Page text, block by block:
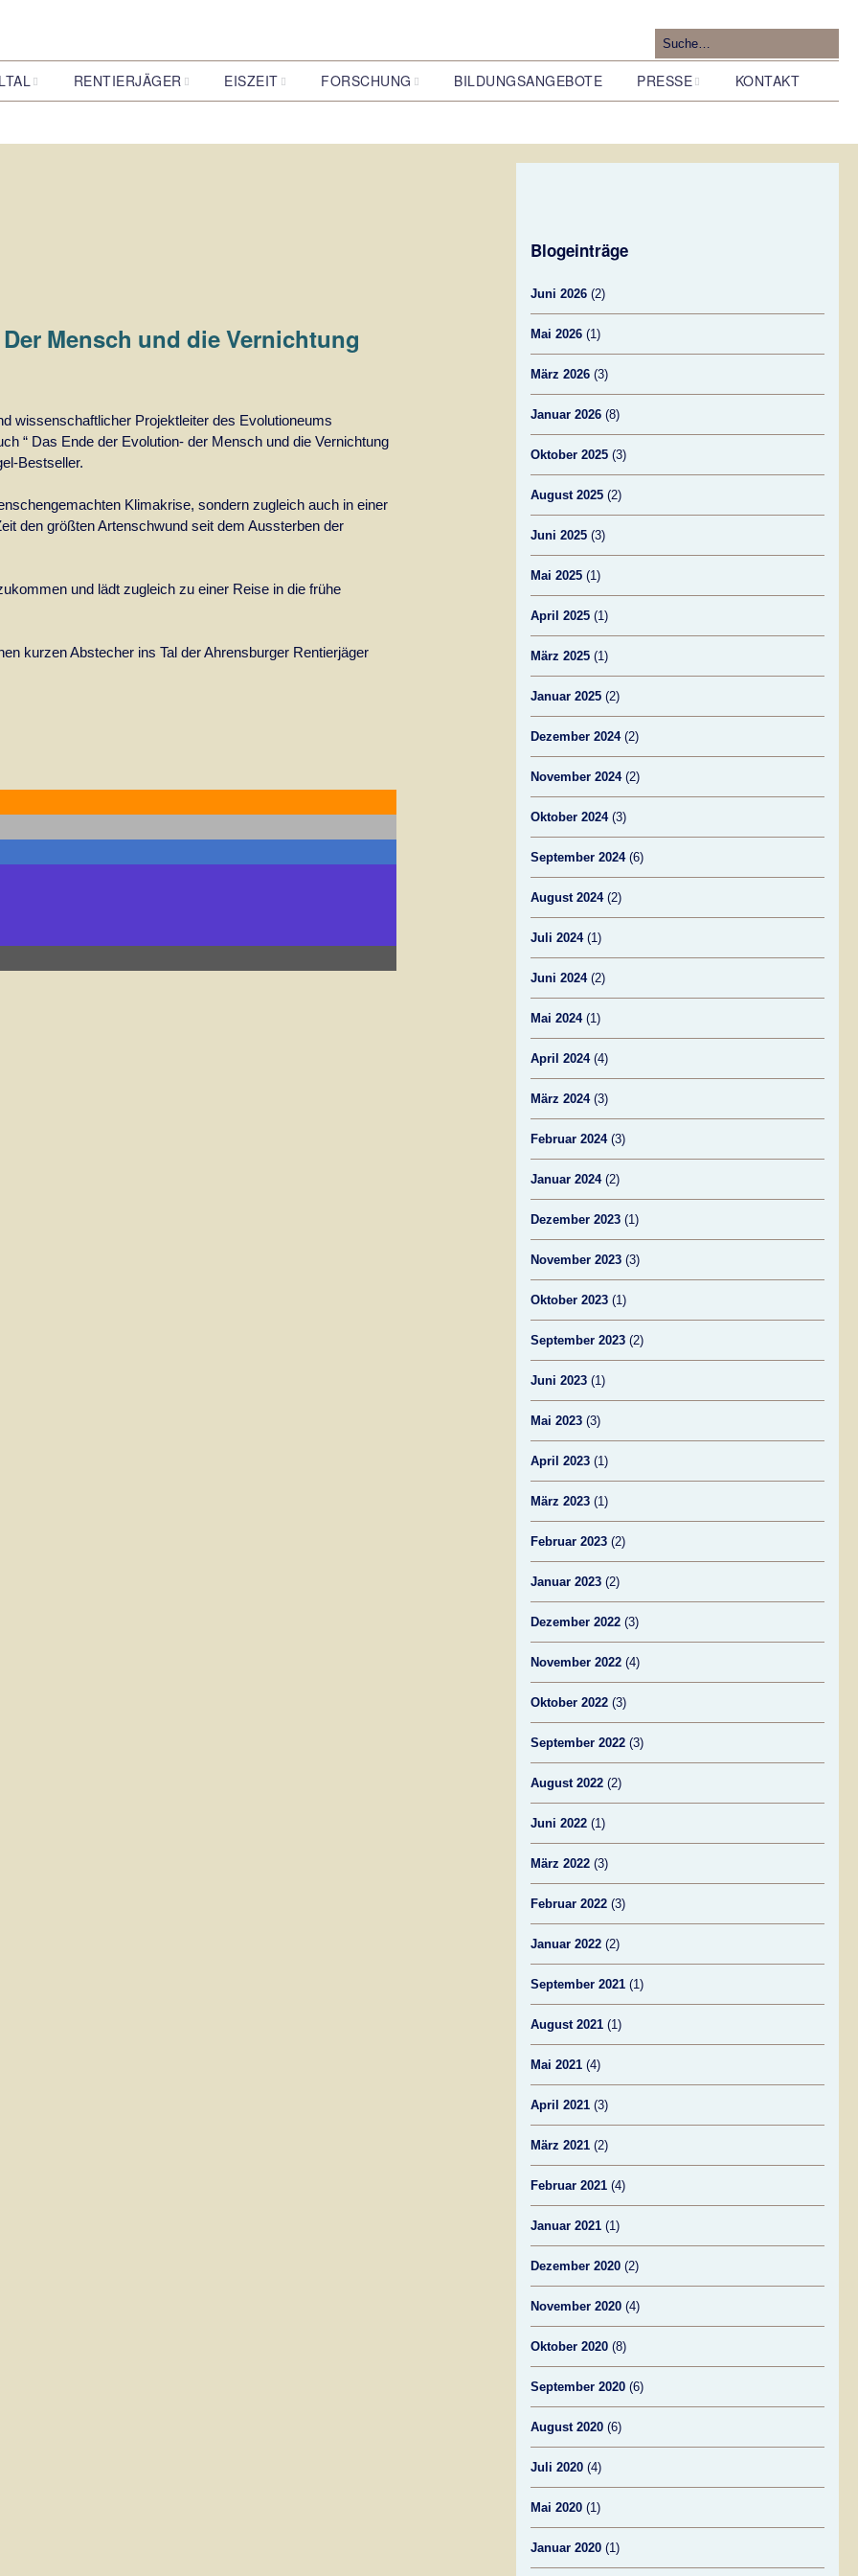
Tunneltal
RENTIERJÄGER
Ahrensburger
EISZEIT FORSCHUNG
Forschung zur Geologie
BILDUNGSANGEBOTE PRESSE KONTAKT
Mensch und die Vernichtung
wissenschaftlicher Projektleiter des Evolutioneums
“ Das Ende der Evolution- der Mensch und die Vernichtung
Bestseller.
Klimakrise, sondern zugleich auch in einer
den größten Artenschwund seit dem Aussterben der
und lädt zugleich zu einer Reise in die frühe
kurzen Abstecher ins Tal der Ahrensburger Rentierjäger
Blogeinträge
Juni 2026 (2)
Mai 2026 (1)
März 2026 (3)
Januar 2026 (8)
Oktober 2025 (3)
August 2025 (2)
Juni 2025 (3)
Mai 2025 (1)
April 2025 (1)
März 2025 (1)
Januar 2025 (2)
Dezember 2024(2)
November 2024(2)
Oktober 2024(3)
September 2024(6)
August 2024(2)
Juli 2024(1)
Juni 2024(2)
Mai 2024(1)
April 2024(4)
März 2024(3)
Februar 2024(3)
Januar 2024(2)
Dezember 2023 (1)
November 2023 (3)
Oktober 2023 (1)
September 2023 (2)
Juni 2023 (1)
Mai 2023 (3)
April 2023 (1)
März 2023 (1)
Februar 2023 (2)
Januar 2023 (2)
Dezember 2022 (3)
November 2022 (4)
Oktober 2022 (3)
September 2022 (3)
August 2022 (2)
Juni 2022 (1)
März 2022 (3)
Februar 2022 (3)
Januar 2022 (2)
September 2021 (1)
August 2021 (1)
Mai 2021 (4)
April 2021 (3)
März 2021 (2)
Februar 2021 (4)
Januar 2021 (1)
Dezember 2020 (2)
November 2020 (4)
Oktober 2020 (8)
September 2020 (6)
August 2020 (6)
Juli 2020 (4)
Mai 2020 (1)
Januar 2020 (1)